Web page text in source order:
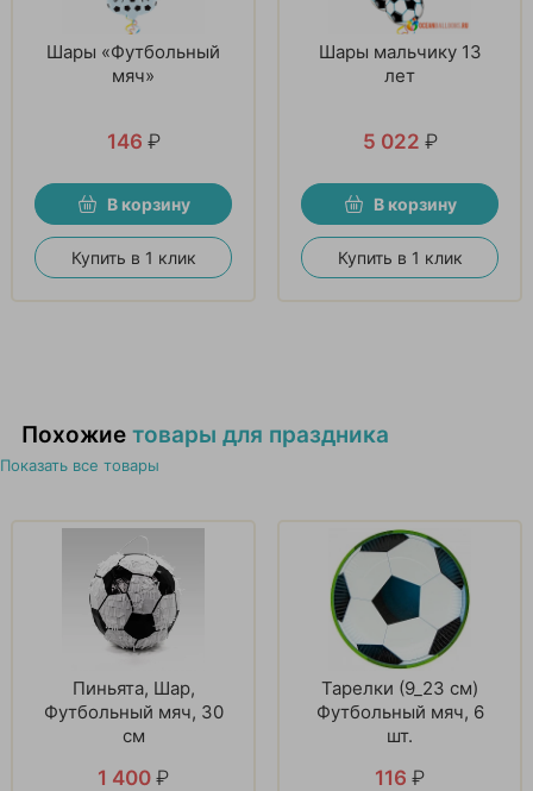
Шары «Футбольный
мяч»
146 ₽
В корзину
Купить в 1 клик
Шары мальчику 13
лет
5 022 ₽
В корзину
Купить в 1 клик
Похожие товары для праздника
Показать все товары
Пиньята, Шар,
Футбольный мяч, 30
см
1 400 ₽
Тарелки (9_23 см)
Футбольный мяч, 6
шт.
116 ₽